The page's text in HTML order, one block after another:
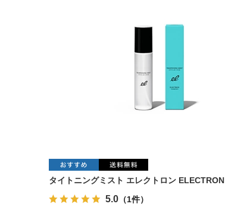
タイトニングミスト エレクトロン ELECTRON
5.0 （1件）